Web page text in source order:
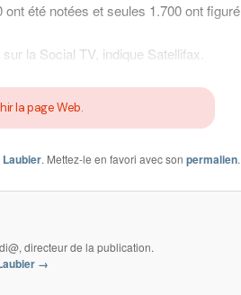
été notées et seules 1.700 ont figuré
la Social TV, indique Satellifax.
la page Web.
. Mettez-le en favori avec son permalien.
directeur de la publication.
→